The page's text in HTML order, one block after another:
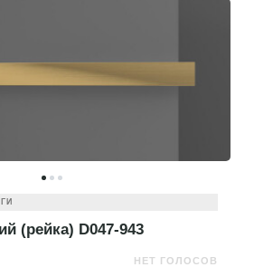
(рейка) D047-943
НЕТ ГОЛОСОВ